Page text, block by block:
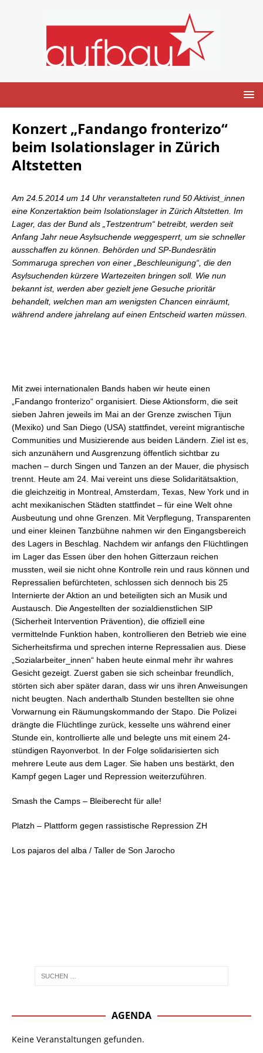
Konzert „Fandango fronterizo“
beim Isolationslager in Zürich
Altstetten
Am 24.5.2014 um 14 Uhr veranstalteten rund 50 Aktivist_innen
eine Konzertaktion beim Isolationslager in Zürich Altstetten. Im
Lager, das der Bund als „Testzentrum“ betreibt, werden seit
Anfang Jahr neue Asylsuchende weggesperrt, um sie schneller
ausschaffen zu können. Behörden und SP-Bundesrätin
Sommaruga sprechen von einer „Beschleunigung“, die den
Asylsuchenden kürzere Wartezeiten bringen soll. Wie nun
bekannt ist, werden aber gezielt jene Gesuche prioritär
behandelt, welchen man am wenigsten Chancen einräumt,
während andere jahrelang auf einen Entscheid warten müssen.
Mit zwei internationalen Bands haben wir heute einen
„Fandango fronterizo“ organisiert. Diese Aktionsform, die seit
sieben Jahren jeweils im Mai an der Grenze zwischen Tijun
(Mexiko) und San Diego (USA) stattfindet, vereint migrantische
Communities und Musizierende aus beiden Ländern. Ziel ist es,
sich anzunähern und Ausgrenzung öffentlich sichtbar zu
machen – durch Singen und Tanzen an der Mauer, die physisch
trennt. Heute am 24. Mai vereint uns diese Solidaritätsaktion,
die gleichzeitig in Montreal, Amsterdam, Texas, New York und in
acht mexikanischen Städten stattfindet – für eine Welt ohne
Ausbeutung und ohne Grenzen. Mit Verpflegung, Transparenten
und einer kleinen Tanzbühne nahmen wir den Eingangsbereich
des Lagers in Beschlag. Nachdem wir anfangs den Flüchtlingen
im Lager das Essen über den hohen Gitterzaun reichen
mussten, weil sie nicht ohne Kontrolle rein und raus können und
Repressalien befürchteten, schlossen sich dennoch bis 25
Internierte der Aktion an und beteiligten sich an Musik und
Austausch. Die Angestellten der sozialdienstlichen SIP
(Sicherheit Intervention Prävention), die offiziell eine
vermittelnde Funktion haben, kontrollieren den Betrieb wie eine
Sicherheitsfirma und sprechen interne Repressalien aus. Diese
„Sozialarbeiter_innen“ haben heute einmal mehr ihr wahres
Gesicht gezeigt. Zuerst gaben sie sich scheinbar freundlich,
störten sich aber später daran, dass wir uns ihren Anweisungen
nicht beugten. Nach anderthalb Stunden bestellten sie ohne
Vorwarnung ein Räumungskommando der Stapo. Die Polizei
drängte die Flüchtlinge zurück, kesselte uns während einer
Stunde ein, kontrollierte alle und belegte uns mit einem 24-
stündigen Rayonverbot. In der Folge solidarisierten sich
mehrere Leute aus dem Lager. Sie haben uns bestärkt, den
Kampf gegen Lager und Repression weiterzuführen.
Smash the Camps – Bleiberecht für alle!
Platzh – Plattform gegen rassistische Repression ZH
Los pajaros del alba / Taller de Son Jarocho
AGENDA
Keine Veranstaltungen gefunden.